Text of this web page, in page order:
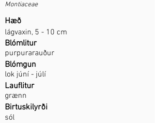
Montiaceae
Hæð
lágvaxin, 5 - 10 cm
Blómlitur
purpurarauður
Blómgun
lok júní - júlí
Lauflitur
grænn
Birtuskilyrði
sól